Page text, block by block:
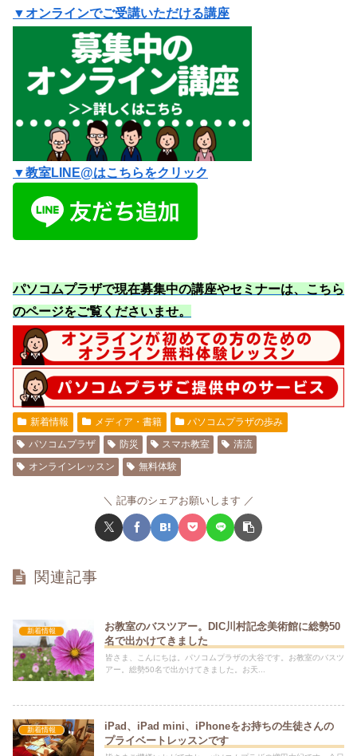
▼オンラインでご受講いただける講座
▼教室LINE@はこちらをクリック
パソコムプラザで現在募集中の講座やセミナーは、こちら
のページをご覧くださいませ。
新着情報 メディア・書籍
パソコムプラザの歩み
パソコムプラザ
防災 スマホ教室
清流
オンラインレッスン
無料体験
記事のシェアお願いします
関連記事
新着情報
お教室のバスツアー。DIC川村記念美術館に総勢50
名で出かけてきました
皆さま、こんにちは。パソコムプラザの大谷です。お教室のバスツ
アー。総勢50名で出かけてきました。お天...
新着情報
iPad、iPad mini、iPhoneをお持ちの生徒さんの
プライベートレッスンです